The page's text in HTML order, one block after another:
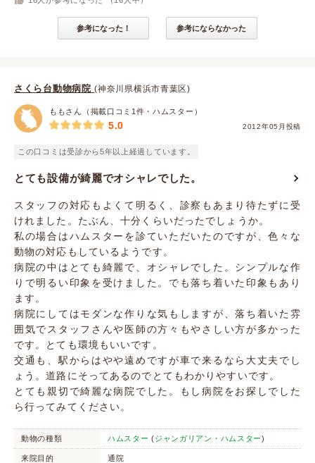
参考になった！ 参考にならなかった
さくら台動物病院(神奈川県横浜市青葉区)
ももさん（掲載口コミ1件・ハムスター）
2012年05月投稿
5.0
この口コミは受診から5年以上経過しています。
とても設備が綺麗でオシャレでした。
スタッフの対応もよくて明るく、診察もあまり待たずに受
けれました。たぶん、十分くらいだったでしょうか。
私の場合はハムスターを診ていただいたのですが、色々な
動物の対応もしているようです。
病院の中はとても綺麗で、オシャレでした。シンプルな作
りで明るい印象を受けました。でも落ち着いた印象もあり
ます。
病院にしてはモダンな作りな気もしますが、落ち着いた雰
囲気でスタッフさんや医師の方々もやさしい方が多かった
です。とても環境もいいです。
交通も、駅からはやや遠めですが車で来るなら大丈夫でし
ょう。道路にそってあるのでとてもわかりやすいです。
とても親切で綺麗な病院でした。もし病院をお探しでした
ら行ってみてください。
動物の種類 ハムスター (ジャンガリアン・ハムスター)
来院目的 通院